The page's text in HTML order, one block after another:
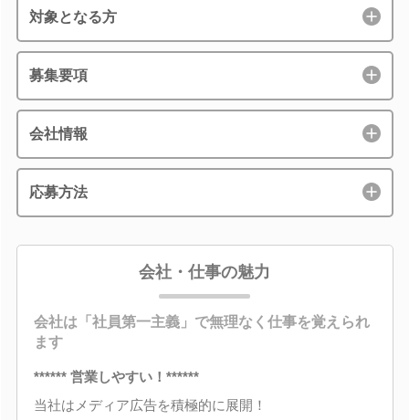
対象となる方
募集要項
会社情報
応募方法
会社・仕事の魅力
会社は「社員第一主義」で無理なく仕事を覚えられ
ます
****** 営業しやすい！******
当社はメディア広告を積極的に展開！